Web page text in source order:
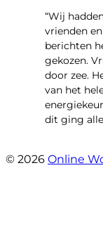
“Wij
vrienden
berichten
gekozen.
door zee.
van het
dit ging
© 2026 Online